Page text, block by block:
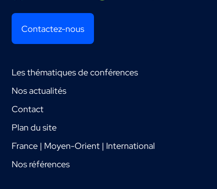
Contactez-nous
Les thématiques de conférences
Nos actualités
Contact
Plan du site
France | Moyen-Orient | International
Nos références